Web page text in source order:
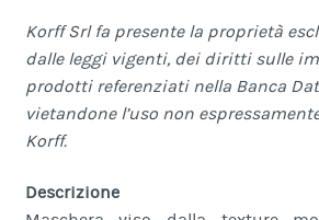
Korff Srl fa presente la proprietà
dalle leggi vigenti, dei diritti sulle
prodotti referenziati nella Banca
vietandone l’uso non
Korff.
Descrizione